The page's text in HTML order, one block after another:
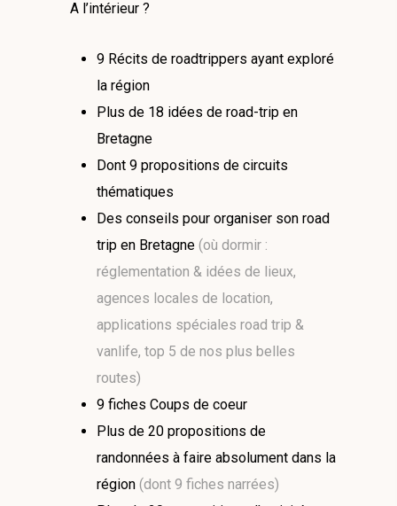
A l’intérieur ?
9 Récits de roadtrippers ayant exploré
la région
Plus de 18 idées de road-trip en
Bretagne
Dont 9 propositions de circuits
thématiques
Des conseils pour organiser son road
trip en Bretagne (où dormir :
réglementation & idées de lieux,
agences locales de location,
applications spéciales road trip &
vanlife, top 5 de nos plus belles
routes)
9 fiches Coups de coeur
Plus de 20 propositions de
randonnées à faire absolument dans la
région (dont 9 fiches narrées)